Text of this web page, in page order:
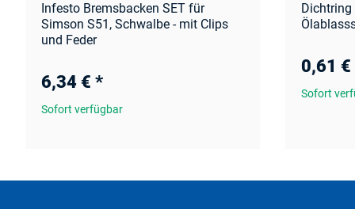
Infesto Bremsbacken SET für
Simson S51, Schwalbe - mit Clips
und Feder
6,34 € *
Sofort verfügbar
0,61 €
Sofort